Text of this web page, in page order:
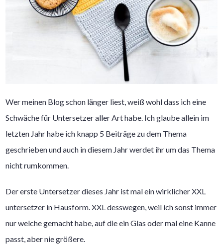
Wer meinen Blog schon länger liest, weiß wohl dass ich eine
Schwäche für Untersetzer aller Art habe. Ich glaube allein im
letzten Jahr habe ich knapp 5 Beiträge zu dem Thema
geschrieben und auch in diesem Jahr werdet ihr um das Thema
nicht rumkommen.
Der erste Untersetzer dieses Jahr ist mal ein wirklicher XXL
untersetzer in Hausform. XXL desswegen, weil ich sonst immer
nur welche gemacht habe, auf die ein Glas oder mal eine Kanne
passt, aber nie größere.